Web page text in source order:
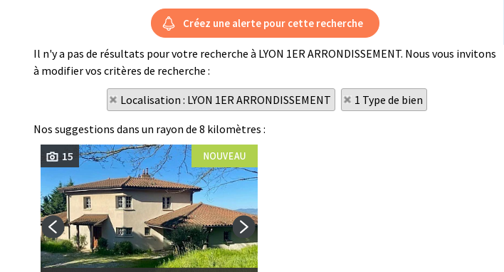
Il n'y a pas de résultats pour votre recherche à LYON 1ER ARRONDISSEMENT. Nous vous invitons
à modifier vos critères de recherche :
Localisation : LYON 1ER ARRONDISSEMENT 1 Type de bien
Nos suggestions dans un rayon de 8 kilomètres :
15